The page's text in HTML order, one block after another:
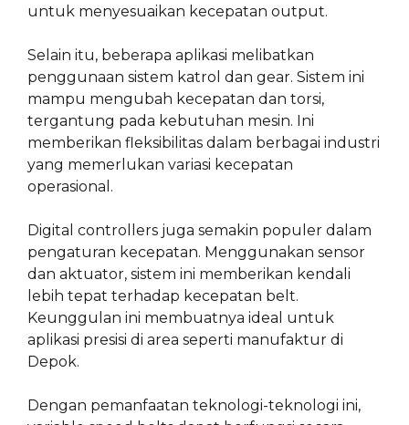
untuk menyesuaikan kecepatan output.
Selain itu, beberapa aplikasi melibatkan
penggunaan sistem katrol dan gear. Sistem ini
mampu mengubah kecepatan dan torsi,
tergantung pada kebutuhan mesin. Ini
memberikan fleksibilitas dalam berbagai industri
yang memerlukan variasi kecepatan
operasional.
Digital controllers juga semakin populer dalam
pengaturan kecepatan. Menggunakan sensor
dan aktuator, sistem ini memberikan kendali
lebih tepat terhadap kecepatan belt.
Keunggulan ini membuatnya ideal untuk
aplikasi presisi di area seperti manufaktur di
Depok.
Dengan pemanfaatan teknologi-teknologi ini,